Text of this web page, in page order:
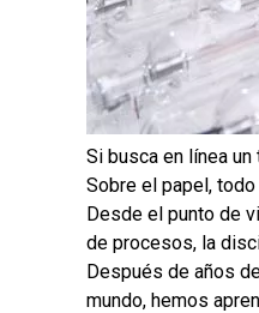
Si busca en línea
Sobre el papel,
Desde el punto de
de procesos, la
Después de años
mundo, hemos